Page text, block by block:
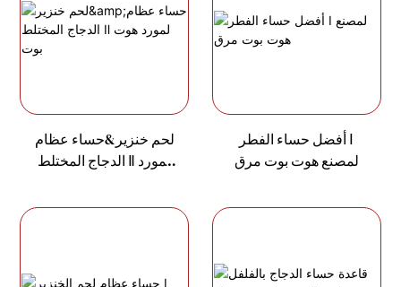
لحم خنزير&حساء عظام
الدجاج المختلط Ⅱ لمورد
أفضل حساء الفطر Ⅰ
لمصنع هوت بوت مرق